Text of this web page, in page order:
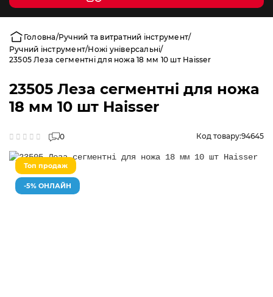
Головна Ручний та витратний інструмент
Ручний інструмент Ножі універсальні
23505 Леза сегментні для ножа 18 мм 10 шт Haisser
23505 Леза сегментні для ножа
18 мм 10 шт Haisser
0 Код товару:94645
Топ продаж
-5% ОНЛАЙН